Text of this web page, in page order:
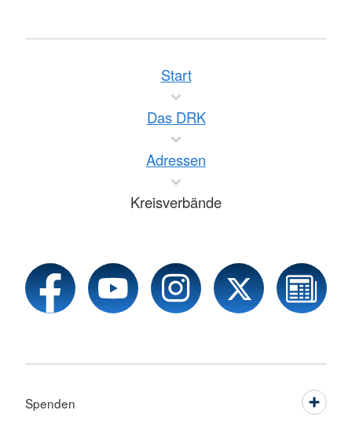
Start
Das DRK
Adressen
Kreisverbände
Spenden